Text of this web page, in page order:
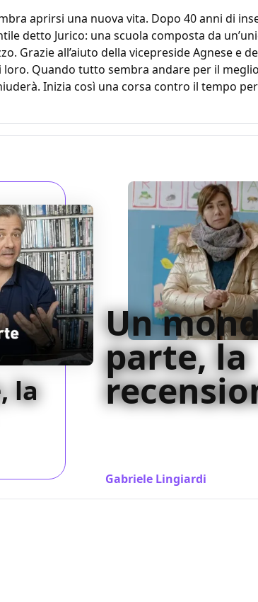
aprirsi una nuova vita. Dopo 40 anni di
detto Jurico: una scuola composta da
Grazie all’aiuto della vicepreside Agnese e
Quando tutto sembra andare per il
Inizia così una corsa contro il tempo
la
Un
parte, la
Gabriele Lingiardi